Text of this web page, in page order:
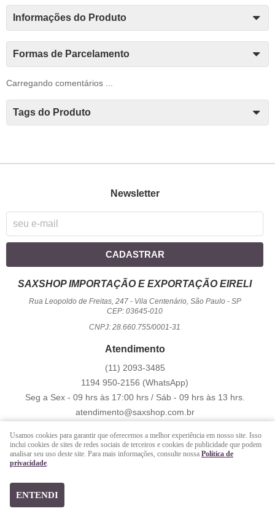
Informações do Produto
Formas de Parcelamento
Carregando comentários ...
Tags do Produto
Newsletter
CADASTRAR
SAXSHOP IMPORTAÇÃO E EXPORTAÇÃO EIRELI
Rua Leopoldo de Freitas, 247- Vila Centenário, São Paulo- SP
CEP: 03645-010
CNPJ: 28.660.755/0001-31
Atendimento
(11) 2093-3485
1194 950-2156 (WhatsApp)
Seg a Sex - 09 hrs às 17:00 hrs / Sáb - 09 hrs às 13 hrs.
atendimento@saxshop.com.br
LOJA VIRTUAL CRIADA POR
Usamos cookies para garantir que oferecemos a melhor experiência em nosso site. Isso
inclui cookies de sites de redes sociais de terceiros e cookies de publicidade que podem
analisar seu uso deste site. Para mais informações, consulte nossa Política de
privacidade.
ENTENDI
https://www.saxshop.com.br/file/exportacao/xml-shopback-.xml